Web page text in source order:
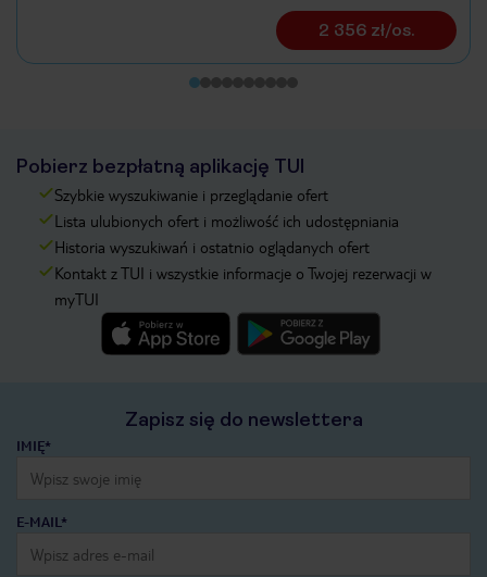
2 356 zł/os.
Pobierz bezpłatną aplikację TUI
Szybkie wyszukiwanie i przeglądanie ofert
Lista ulubionych ofert i możliwość ich udostępniania
Historia wyszukiwań i ostatnio oglądanych ofert
Kontakt z TUI i wszystkie informacje o Twojej rezerwacji w
myTUI
Zapisz się do newslettera
IMIĘ*
E-MAIL*